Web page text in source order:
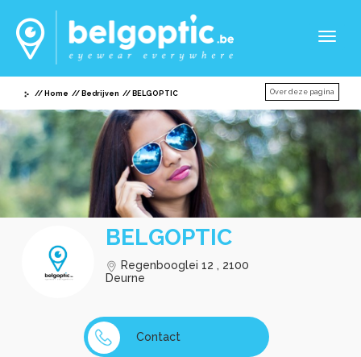
Home Bedrijven BELGOPTIC Over deze pagina
BELGOPTIC
Regenbooglei 12 , 2100
Deurne
Contact